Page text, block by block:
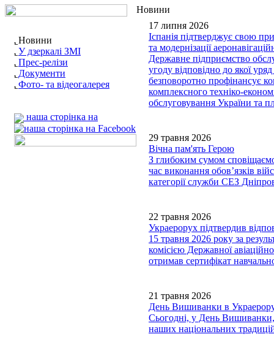
Новини
У дзеркалі ЗМІ
Прес-релізи
Документи
Фото- та відеогалерея
наша сторінка на
Новини
17 липня 2026
Іспанія підтверджує свою
та модернізації
Державне підприємство
угоду відповідно до якої
безповоротно профінансує
комплексного техніко-
обслуговування України та
29 травня 2026
Вічна пам'ять Герою
З глибоким сумом
час виконання обов’язків
категорії служби СЕЗ
22 травня 2026
Украерорух підтвердив
15 травня 2026 року за
комісією Державної
отримав сертифікат
21 травня 2026
День Вишиванки в
Сьогодні, у День Вишиванки,
наших національних